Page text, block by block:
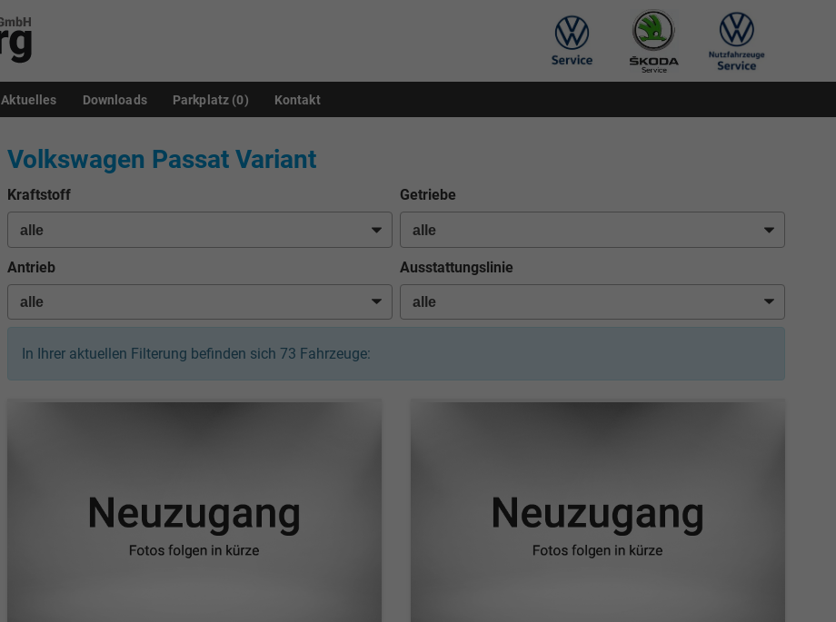
Aktuelles Downloads Parkplatz (0) Kontakt
Volkswagen Passat Variant
Kraftstoff Getriebe
Antrieb Ausstattungslinie
In Ihrer aktuellen Filterung befinden sich 73 Fahrzeuge: